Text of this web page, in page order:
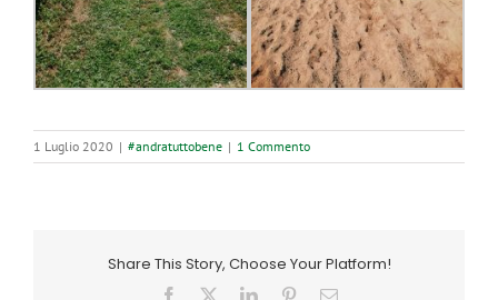
1 Luglio 2020 | #andratuttobene | 1 Commento
Share This Story, Choose Your Platform!
Facebook LinkedInPinterestEmail